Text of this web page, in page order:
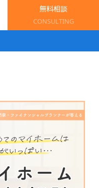
無料相談
CONSULTING